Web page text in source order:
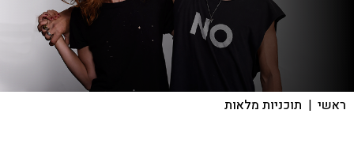
ראשי | תוכניות מלאות